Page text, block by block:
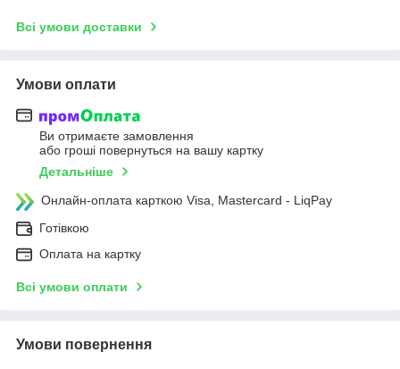
Всі умови доставки
Умови оплати
Ви отримаєте замовлення
або гроші повернуться на вашу картку
Детальніше
Онлайн-оплата карткою Visa, Mastercard - LiqPay
Готівкою
Оплата на картку
Всі умови оплати
Умови повернення